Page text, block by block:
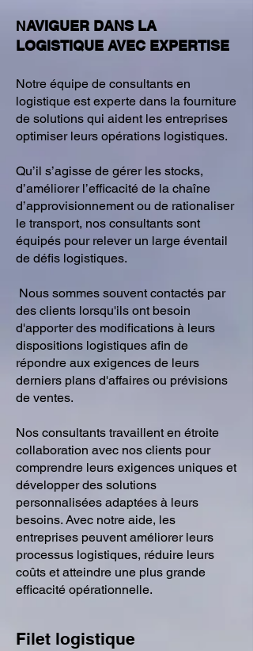
NAVIGUER DANS LA
LOGISTIQUE AVEC EXPERTISE
Notre équipe de consultants en
logistique est experte dans la fourniture
de solutions qui aident les entreprises
optimiser leurs opérations logistiques.
Qu’il s’agisse de gérer les stocks,
d’améliorer l’efficacité de la chaîne
d’approvisionnement ou de rationaliser
le transport, nos consultants sont
équipés pour relever un large éventail
de défis logistiques.
Nous sommes souvent contactés par
des clients lorsqu'ils ont besoin
d'apporter des modifications à leurs
dispositions logistiques afin de
répondre aux exigences de leurs
derniers plans d'affaires ou prévisions
de ventes.
Nos consultants travaillent en étroite
collaboration avec nos clients pour
comprendre leurs exigences uniques et
développer des solutions
personnalisées adaptées à leurs
besoins. Avec notre aide, les
entreprises peuvent améliorer leurs
processus logistiques, réduire leurs
coûts et atteindre une plus grande
efficacité opérationnelle.
Filet logistique